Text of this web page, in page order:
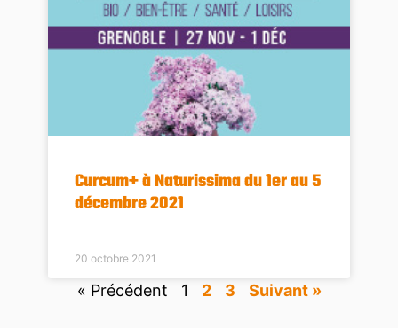
Curcum+ à Naturissima du 1er au 5
décembre 2021
20 octobre 2021
« Précédent 1 2 3 Suivant »